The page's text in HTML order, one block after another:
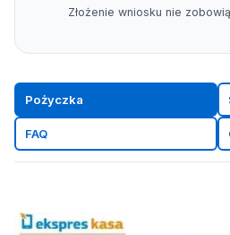
Złożenie wniosku nie
Pożyczka
FAQ